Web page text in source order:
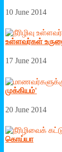
10 June 2014
உள்ளவர்கள்
17 June 2014
முக்கியம்'
20 June 2014
கொய்யா